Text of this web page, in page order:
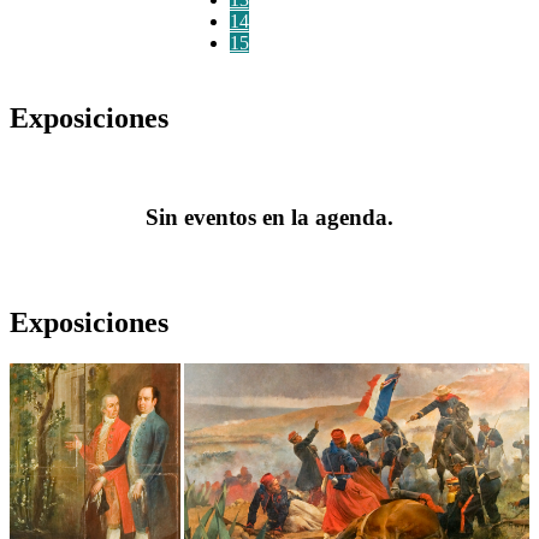
14
15
Exposiciones
Sin eventos en la agenda.
Exposiciones